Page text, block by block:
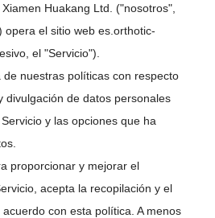
Huakang Ltd. ("nosotros",
opera el sitio web es.orthotic-
el "Servicio").
de nuestras políticas con respecto
divulgación de datos personales
y las opciones que ha
proporcionar y mejorar el
acepta la recopilación y el
con esta política. A menos